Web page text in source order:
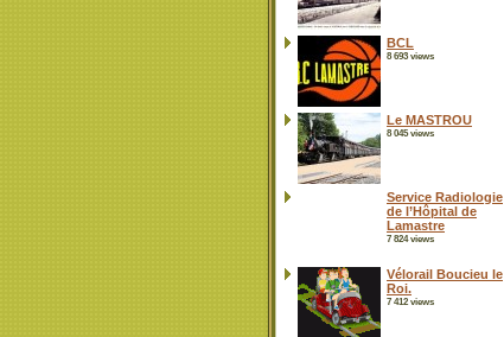
BCL
8 693 views
Le MASTROU
8 045 views
Service Radiologie
de l’Hôpital de
Lamastre
7 824 views
Vélorail Boucieu le
Roi.
7 412 views